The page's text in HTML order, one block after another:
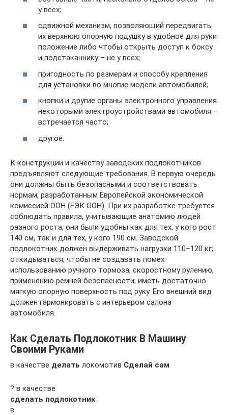
у всех;
сдвижной механизм, позволяющий передвигать
их верхнюю опорную подушку в удобное для руки
положение либо чтобы открыть доступ к боксу
и подстаканнику – не у всех;
пригодность по размерам и способу крепления
для установки во многие модели автомобилей;
кнопки и другие органы электронного управления
некоторыми электроустройствами автомобиля –
встречается часто;
другое.
К конструкции и качеству заводских подлокотников
предъявляют следующие требования. В первую очередь
они должны быть безопасными и соответствовать
нормам, разработанным Европейской экономической
комиссией ООН (ЕЭК ООН). При их разработке требуется
соблюдать правила, учитывающие анатомию людей
разного роста, они были удобны как для тех, у кого рост
140 см, так и для тех, у кого 190 см. Заводской
подлокотник должен выдерживать нагрузки 110–120 кг;
откидываться, чтобы не создавать помех
использованию ручного тормоза, скоростному рулению,
применению ремней безопасности; иметь достаточно
мягкую опорную поверхность под руку. Его внешний вид
должен гармонировать с интерьером салона
автомобиля.
Как Сделать Подлокотник В Машину
Своими Руками
в качестве делать локомотив Сделай сам
? в качестве
сделать подлокотник
в